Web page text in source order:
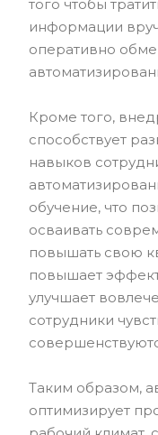
того чтобы
информации
оперативно
Кроме того,
способствует
навыков
обучение, что
осваивать
повышать свою
повышает
улучшает
сотрудники
Таким образом,
оптимизирует